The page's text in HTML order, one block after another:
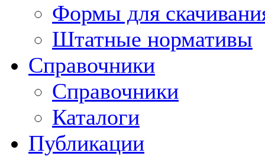
Формы для
Штатные нормативы
Справочники
Справочники
Каталоги
Публикации